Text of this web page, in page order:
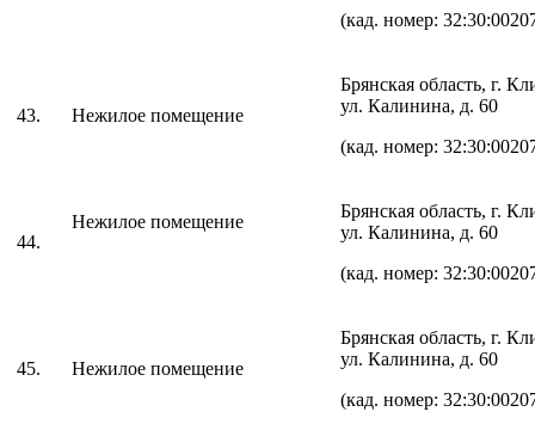
(кад. номер:
43. Нежилое помещение
Брянская область, г.
ул. Калинина, д. 60
(кад. номер:
44.
Нежилое помещение
Брянская область, г.
ул. Калинина, д. 60
(кад. номер:
45. Нежилое помещение
Брянская область, г.
ул. Калинина, д. 60
(кад. номер: